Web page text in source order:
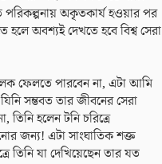
অকৃতকার্য হওয়ার পর
হলে অবশ্যই দেখতে হবে বিশ্ব সেরা
ফেলতে পারবেন না, এটা আমি
সম্ভবত তার জীবনের সেরা
হলেন টনি চরিত্রে
জন্য! এটা সাংঘাতিক শক্ত
তিনি যা দেখিয়েছেন তার যত